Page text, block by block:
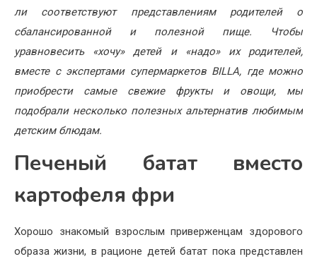
ли соответствуют представлениям родителей о
сбалансированной и полезной пище. Чтобы
уравновесить «хочу» детей и «надо» их родителей,
вместе с экспертами супермаркетов BILLA, где можно
приобрести самые свежие фрукты и овощи, мы
подобрали несколько полезных альтернатив любимым
детским блюдам.
Печеный батат вместо
картофеля фри
Хорошо знакомый взрослым приверженцам здорового
образа жизни, в рационе детей батат пока представлен